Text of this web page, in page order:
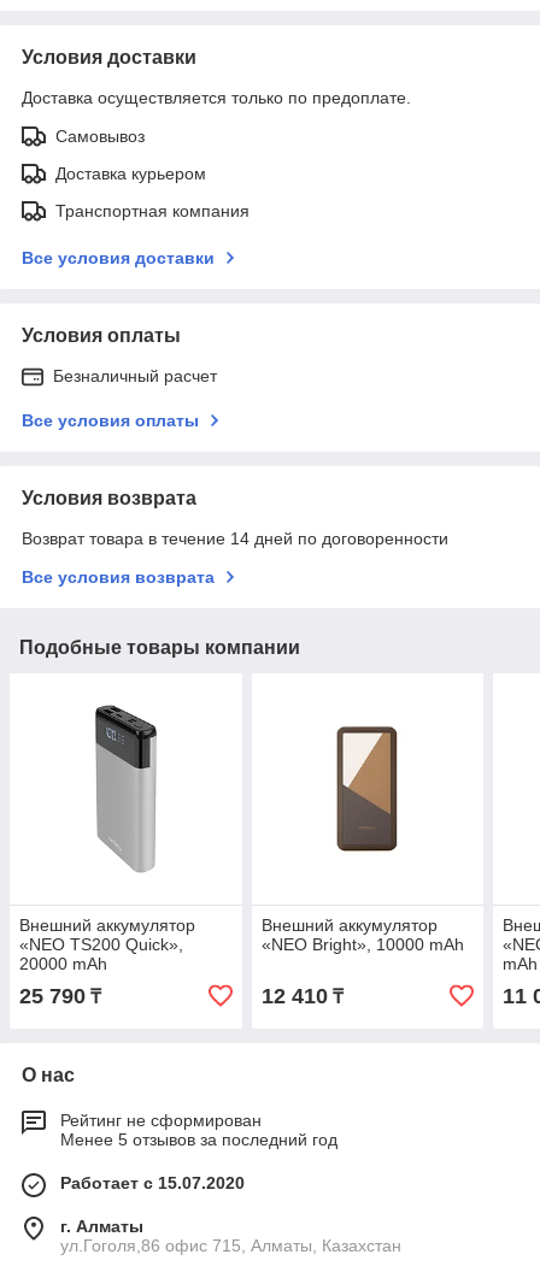
Условия доставки
Доставка осуществляется только по предоплате.
Самовывоз
Доставка курьером
Транспортная компания
Все условия доставки
Условия оплаты
Безналичный расчет
Все условия оплаты
Условия возврата
Возврат товара в течение 14 дней по договоренности
Все условия возврата
Подобные товары компании
Внешний аккумулятор
«NEO TS200 Quick»,
20000 mAh
25 790 ₸
Внешний аккумулятор
«NEO Bright», 10000 mAh
12 410₸
mAh
11
О нас
Рейтинг не сформирован
Менее 5 отзывов за последний год
Работает с 15.07.2020
г. Алматы
ул.Гоголя,86 офис 715, Алматы, Казахстан